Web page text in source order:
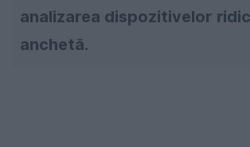
analizarea dispozitivelor
anchetă.